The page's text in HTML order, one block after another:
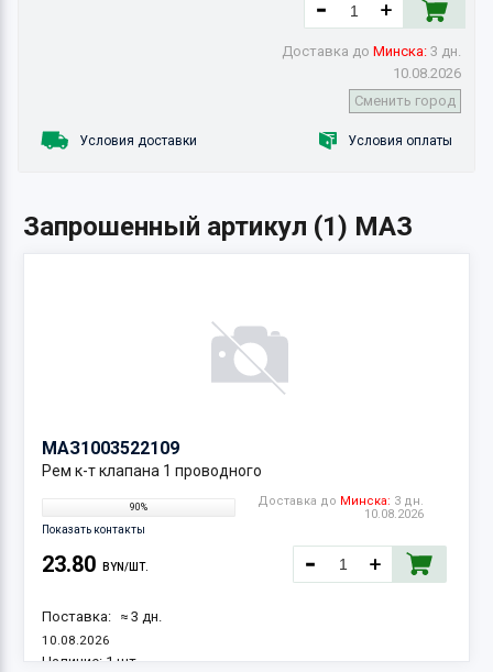
Доставка до Минска: 3 дн.
10.08.2026
Сменить город
Условия доставки Условия оплаты
Запрошенный артикул (1) МАЗ
МАЗ1003522109
Рем к-т клапана 1 проводного
90%
Показать контакты
Доставка до Минска: 3 дн.
10.08.2026
23.80 BYN/ШТ.
Поставка: ≈ 3 дн.
10.08.2026
Наличие: 1 шт.